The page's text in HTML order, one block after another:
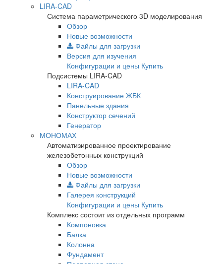
LIRA-CAD
Система параметрического 3D моделирования
Обзор
Новые возможности
Файлы для загрузки
Версия для изучения
Конфигурации и цены Купить
Подсистемы LIRA-CAD
LIRA-CAD
Конструирование ЖБК
Панельные здания
Конструктор сечений
Генератор
МОНОМАХ
Автоматизированное проектирование
железобетонных конструкций
Обзор
Новые возможности
Файлы для загрузки
Галерея конструкций
Конфигурации и цены Купить
Комплекс состоит из отдельных программ
Компоновка
Балка
Колонна
Фундамент